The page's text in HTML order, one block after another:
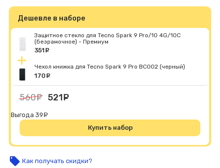
Дешевле в наборе
Защитное стекло для Tecno Spark 9 Pro/10 4G/10C
(безрамочное) - Премиум
351
Чехол книжка для Tecno Spark 9 Pro BC002 (черный)
170
560 руб.
521
Выгода 39
Купить набор
local_offer Как получать скидки?